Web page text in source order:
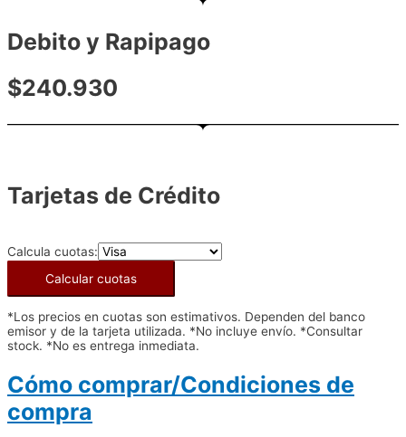
Debito y Rapipago
$240.930
Tarjetas de Crédito
Calcula cuotas:
Calcular cuotas
*Los precios en cuotas son estimativos. Dependen del banco
emisor y de la tarjeta utilizada. *No incluye envío. *Consultar
stock. *No es entrega inmediata.
Cómo comprar/Condiciones de
compra